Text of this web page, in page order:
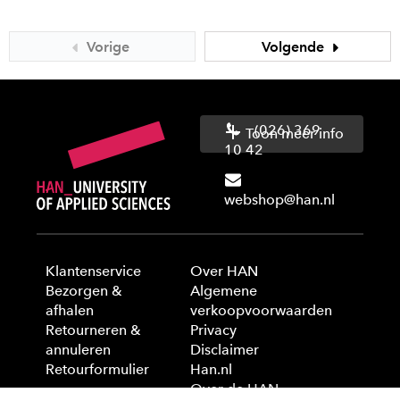
Vorige Volgende
(026) 369
10 42
webshop@han.nl
Toon meer info
Klantenservice
Bezorgen &
afhalen
Retourneren &
annuleren
Retourformulier
Over HAN
Algemene
verkoopvoorwaarden
Privacy
Disclaimer
Han.nl
Over de HAN